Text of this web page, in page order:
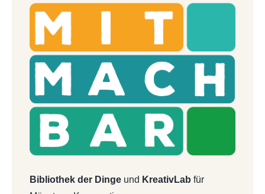
Bibliothek der Dingeund KreativLab für